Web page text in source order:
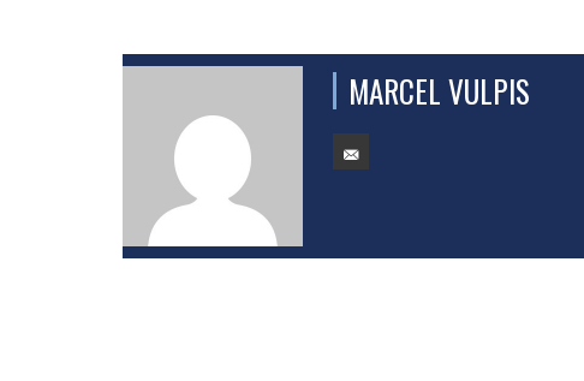
MARCEL VULPIS